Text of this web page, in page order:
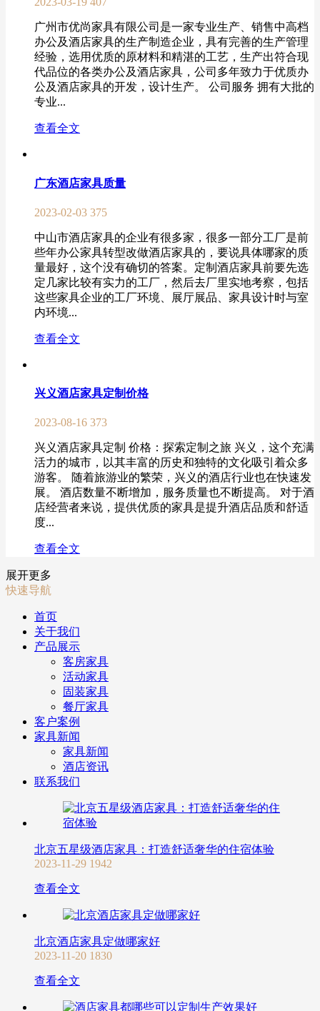
广州市优尚家具有限公司是一家专业生产、销售中高档
办公及酒店家具的生产制造企业，具有完善的生产管理
经验，选用优质的原材料和精湛的工艺，生产出符合现
代品位的各类办公及酒店家具，公司多年致力于优质办
公及酒店家具的开发，设计生产。 公司服务 拥有大批的
专业...
查看全文
广东酒店家具质量
2023-02-03 375
中山市酒店家具的企业有很多家，很多一部分工厂是前
些年办公家具转型改做酒店家具的，要说具体哪家的质
量最好，这个没有确切的答案。定制酒店家具前要先选
定几家比较有实力的工厂，然后去厂里实地考察，包括
这些家具企业的工厂环境、展厅展品、家具设计时与室
内环境...
查看全文
兴义酒店家具定制价格
2023-08-16 373
兴义酒店家具定制 价格：探索定制之旅 兴义，这个充满
活力的城市，以其丰富的历史和独特的文化吸引着众多
游客。 随着旅游业的繁荣，兴义的酒店行业也在快速发
展。 酒店数量不断增加，服务质量也不断提高。 对于酒
店经营者来说，提供优质的家具是提升酒店品质和舒适
度...
查看全文
展开更多
快速导航
首页
关于我们
产品展示
客房家具
活动家具
固装家具
餐厅家具
客户案例
家具新闻
家具新闻
酒店资讯
联系我们
北京五星级酒店家具：打造舒适奢华的住宿体验
2023-11-29 1942
查看全文
北京酒店家具定做哪家好
2023-11-20 1830
查看全文